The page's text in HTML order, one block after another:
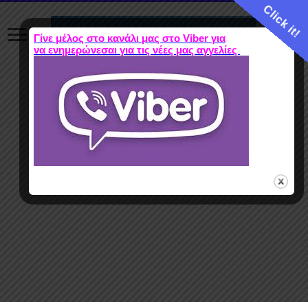
Click it!
Γίνε μέλος στο κανάλι μας στο Viber για
να ενημερώνεσαι για τις νέες μας αγγελίες